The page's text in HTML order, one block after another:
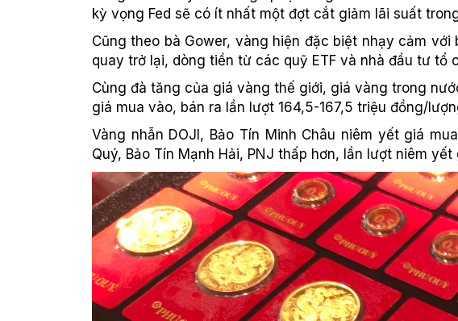
kỳ vọng Fed sẽ có ít nhất một đợt cắt giảm lãi suất
Cũng theo bà Gower, vàng hiện đặc biệt nhạy cảm
quay trở lại, dòng tiền từ các quỹ ETF và nhà đầu tư
Cùng đà tăng của giá vàng thế giới, giá vàng trong
giá mua vào, bán ra lần lượt 164,5-167,5 triệu đồng/
Vàng nhẫn DOJI, Bảo Tín Minh Châu niêm yết giá
Quý, Bảo Tín Mạnh Hải, PNJ thấp hơn, lần lượt niêm